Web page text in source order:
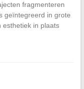
fragmenteren
geïntegreerd in grote
esthetiek in plaats